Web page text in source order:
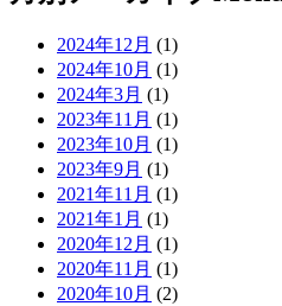
2024年12月 (1)
2024年10月 (1)
2024年3月 (1)
2023年11月 (1)
2023年10月 (1)
2023年9月 (1)
2021年11月 (1)
2021年1月 (1)
2020年12月 (1)
2020年11月 (1)
2020年10月 (2)